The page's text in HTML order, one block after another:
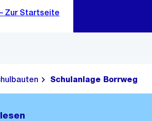
Breadcrumbs einSchulanlage Borrweg